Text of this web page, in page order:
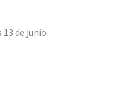
13 de junio